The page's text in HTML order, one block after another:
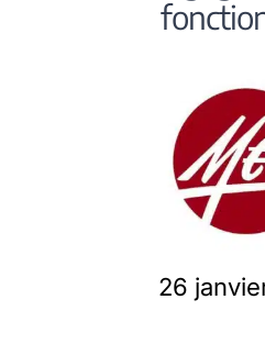
Qui sommes nous ?
26